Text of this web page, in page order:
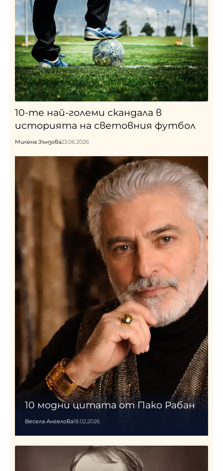
10-те най-големи скандала в
историята на световния футбол
Милена Зънзова23.06.2026
10 модни цитата от Пако Рабан
Весела Ангелова18.02.2026